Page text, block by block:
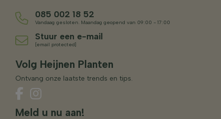
085 002 18 52
Vandaag gesloten. Maandag geopend van 09:00 - 17:00
Stuur een e-mail
[email protected]
Volg Heijnen Planten
Ontvang onze laatste trends en tips.
Meld u nu aan!